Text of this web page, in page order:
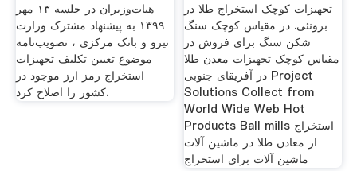
هیات‌وزیران در جلسه ۱۳ مهر
۱۳۹۹ به پیشنهاد مشترک وزارت
نیرو و بانک مرکزی ، تصویب‌نامه
موضوع تعیین تکلیف تجهیزات
استخراج رمز ارز موجود در
کشور را اصلاح کرد.
تجهیزات کوچک استخراج طلا در
برونئی. در مقیاس کوچک سنگ
شکن سنگ برای فروش در
مقیاس کوچک تجهیزات معدن طلا
در آفریقای جنوبی Project
Solutions Collect from
World Wide Web Hot
Products Ball mills استخراج
از معادن طلا در ماشین آلات
ماشین آلات برای استخراج